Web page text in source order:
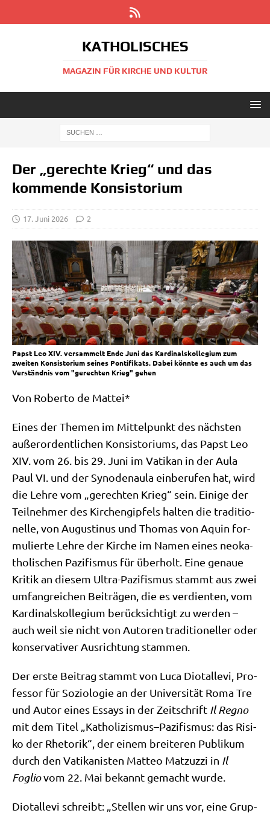
KATHOLISCHES
MAGAZIN FÜR KIRCHE UND KULTUR
Der „gerechte Krieg“ und das
kommende Konsistorium
17. Juni 2026 2
Papst Leo XIV. versammelt Ende Juni das Kardinalskollegium zum
zweiten Konsistorium seines Pontifikats. Dabei könnte es auch um das
Verständnis vom "gerechten Krieg" gehen
Von Rober­to de Mattei*
Eines der The­men im Mit­tel­punkt des näch­sten
außer­or­dent­li­chen Kon­si­sto­ri­ums, das Papst Leo
XIV. vom 26. bis 29. Juni im Vati­kan in der Aula
Paul VI. und der Syn­ode­nau­la ein­be­ru­fen hat, wird
die Leh­re vom „gerech­ten Krieg“ sein. Eini­ge der
Teil­neh­mer des Kir­chen­gip­fels hal­ten die tra­di­tio­
nel­le, von Augu­sti­nus und Tho­mas von Aquin for­
mu­lier­te Leh­re der Kir­che im Namen eines neo­ka­
tho­li­schen Pazi­fis­mus für über­holt. Eine genaue
Kri­tik an die­sem Ultra-Pazi­fis­mus stammt aus zwei
umfang­rei­chen Bei­trä­gen, die es ver­dien­ten, vom
Kar­di­nals­kol­le­gi­um berück­sich­tigt zu wer­den –
auch weil sie nicht von Autoren tra­di­tio­nel­ler oder
kon­ser­va­ti­ver Aus­rich­tung stammen.
Der erste Bei­trag stammt von Luca Dio­talle­vi, Pro­
fes­sor für Sozio­lo­gie an der Uni­ver­si­tät Roma Tre
und Autor eines Essays in der Zeit­schrift Il Reg­no
mit dem Titel „Katholizismus–Pazifismus: das Risi­
ko der Rhe­to­rik“, der einem brei­te­ren Publi­kum
durch den Vati­ka­ni­sten Matteo Mat­zuzzi in Il
Fogliovom 22. Mai bekannt gemacht wurde.
Dio­talle­vi schreibt: „Stel­len wir uns vor, eine Grup­